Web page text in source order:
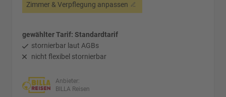
Zimmer & Verpflegung anpassen
gewählter Tarif: Standardtarif
stornierbar laut AGBs
nicht flexibel stornierbar
Anbieter:
BILLA Reisen